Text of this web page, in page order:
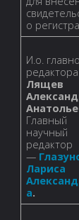
о
И.о.
Лящев
Главный
научный
редактор
—
Лариса
а.